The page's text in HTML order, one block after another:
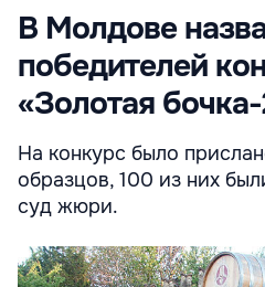
В Молдове
победителей
«Золотая
На конкурс было
образцов, 100 из них
суд жюри.